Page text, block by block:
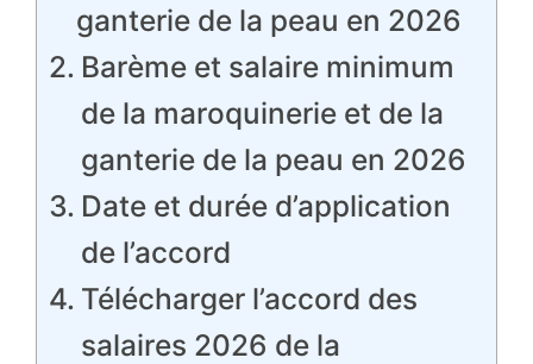
ganterie de la peau en 2026
Barème et salaire minimum
de la maroquinerie et de la
ganterie de la peau en 2026
Date et durée d’application
de l’accord
Télécharger l’accord des
salaires 2026 de la